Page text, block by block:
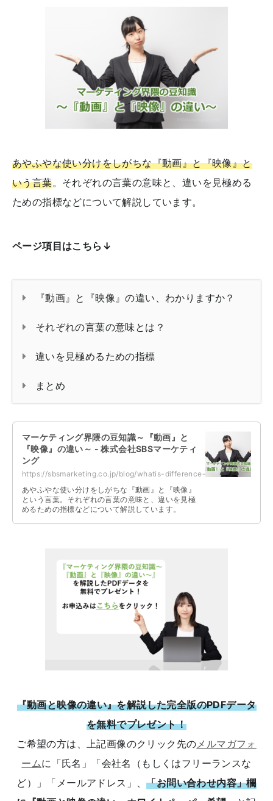
あやふやな使い分けをしがちな『動画』と『映像』と
いう言葉。それぞれの言葉の意味と、違いを見極める
ための指標などについて解説しています。
ページ項目はこちら↓
『動画』と『映像』の違い、わかりますか？
それぞれの言葉の意味とは？
違いを見極めるための指標
まとめ
マーケティング界隈の豆知識～『動画』と
『映像』の違い～ - 株式会社SBSマーケティ
ング
https://sbsmarketing.co.jp/blog/whatis-difference-between-video-and-footage-2...
あやふやな使い分けをしがちな『動画』と『映像』
という言葉。それぞれの言葉の意味と、違いを見極
めるための指標などについて解説しています。
『動画と映像の違い』を解説した完全版のPDFデータ
を無料でプレゼント！
ご希望の方は、上記画像のクリック先のメルマガフォ
ームに「氏名」「会社名（もしくはフリーランスな
ど）」「メールアドレス」、「お問い合わせ内容」欄